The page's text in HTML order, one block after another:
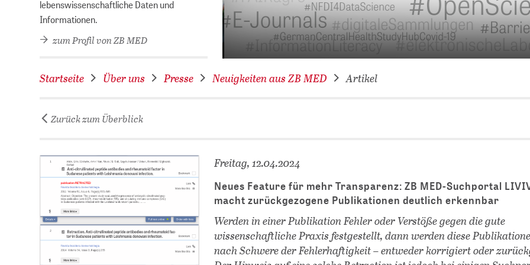
VERNETZEN: WIR FÜR SIE
DATENBANKEN
DIGITALE
lebenswissenschaftliche Daten und
Informationen.
zum Profil von ZB MED
des Jahres 2026!
Startseite Über uns Presse Neuigkeiten aus ZB MED Artikel
Zurück zum Überblick
Freitag, 12.04.2024
Neues Feature für mehr Transparenz: ZB MED-Suchportal
macht zurückgezogene Publikationen deutlich erkennbar
Werden in einer Publikation Fehler oder Verstöße gegen die gute
wissenschaftliche Praxis festgestellt, dann werden diese
nach Schwere der Fehlerhaftigkeit – entweder korrigiert oder